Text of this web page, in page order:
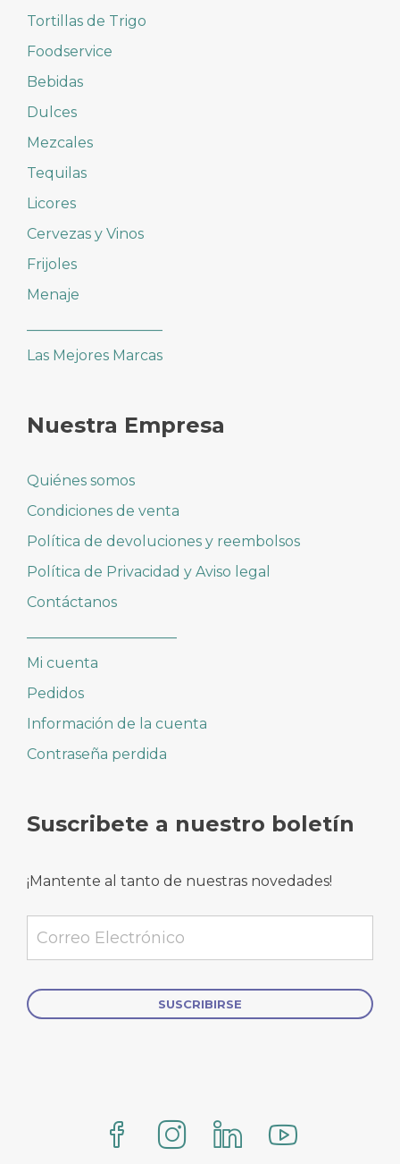
Tortillas de Trigo
Foodservice
Bebidas
Dulces
Mezcales
Tequilas
Licores
Cervezas y Vinos
Frijoles
Menaje
Las Mejores Marcas
Nuestra Empresa
Quiénes somos
Condiciones de venta
Política de devoluciones y reembolsos
Política de Privacidad y Aviso legal
Contáctanos
Mi cuenta
Pedidos
Información de la cuenta
Contraseña perdida
Suscribete a nuestro boletín
¡Mantente al tanto de nuestras novedades!